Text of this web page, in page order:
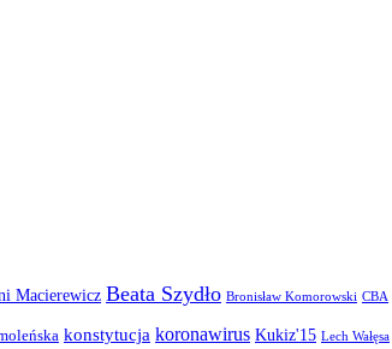
Macierewicz Beata Szydło Bronisław Komorowski CBA
konstytucja koronawirus Kukiz'15 Lech Wałęsa